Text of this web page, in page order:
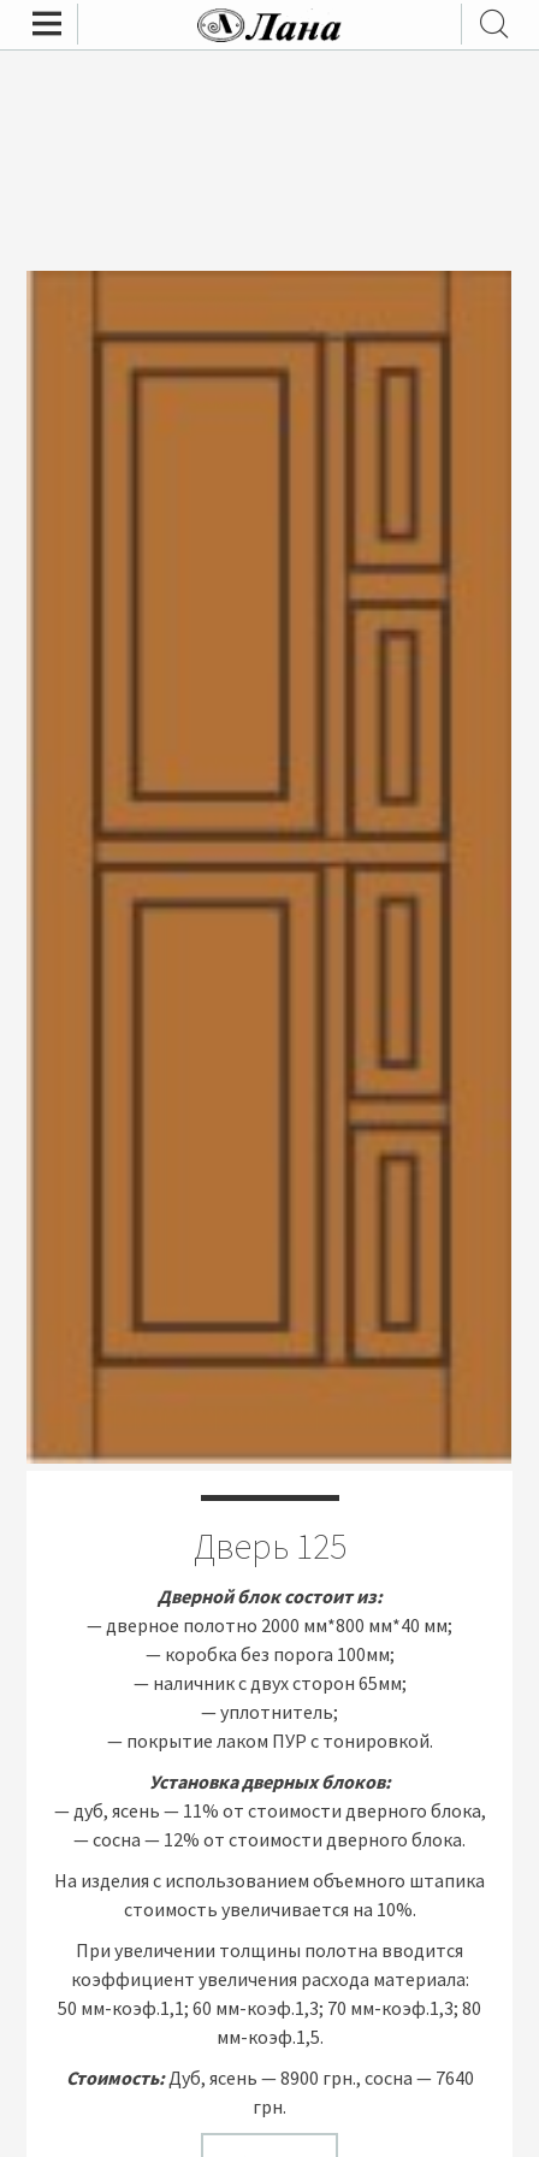
Дверь 125
Дверной блок состоит из:
— дверное полотно 2000 мм*800 мм*40 мм;
— коробка без порога 100мм;
— наличник с двух сторон 65мм;
— уплотнитель;
— покрытие лаком ПУР с тонировкой.
Установка дверных блоков:
— дуб, ясень — 11% от стоимости дверного блока,
— сосна — 12% от стоимости дверного блока.
На изделия с использованием объемного штапика
стоимость увеличивается на 10%.
При увеличении толщины полотна вводится
коэффициент увеличения расхода материала:
50 мм-коэф.1,1; 60 мм-коэф.1,3; 70 мм-коэф.1,3; 80
мм-коэф.1,5.
Стоимость: Дуб, ясень — 8900 грн., сосна — 7640
грн.